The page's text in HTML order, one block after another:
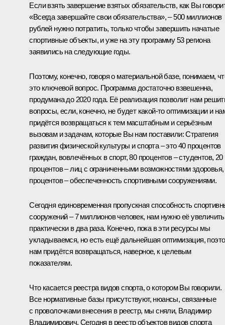
Если взять завершение взятых обязательств, как Вы
«Всегда завершайте свои обязательства», – 500 миллионов
рублей нужно потратить, только чтобы завершить начатые
спортивные объекты, и уже на эту программу 53 региона
заявились на следующие годы.
Поэтому, конечно, говоря о материальной базе, понимаем,
это ключевой вопрос. Программа достаточно взвешенна,
продумана до 2020 года. Её реализация позволит нам
вопросы, если, конечно, не будет какой‑то оптимизации и
придётся возвращаться к тем масштабным и серьёзным
вызовам и задачам, которые Вы нам поставили: Стратегия
развития физической культуры и спорта – это 40 процентов
граждан, вовлечённых в спорт, 80 процентов – студентов, 20
процентов – лиц с ограниченными возможностями здоровья,
процентов – обеспеченность спортивными сооружениями.
Сегодня единовременная пропускная способность
сооружений – 7 миллионов человек, нам нужно её увеличить
практически в два раза. Конечно, пока в эти ресурсы мы
укладываемся, но есть ещё дальнейшая оптимизация,
нам придётся возвращаться, наверное, к целевым
показателям.
Что касается реестра видов спорта, о котором Вы говорили.
Все нормативные базы присутствуют, нюансы, связанные
с проволочками внесения в реестр, мы сняли, Владимир
Владимирович. Сегодня в реестр объектов видов спорта